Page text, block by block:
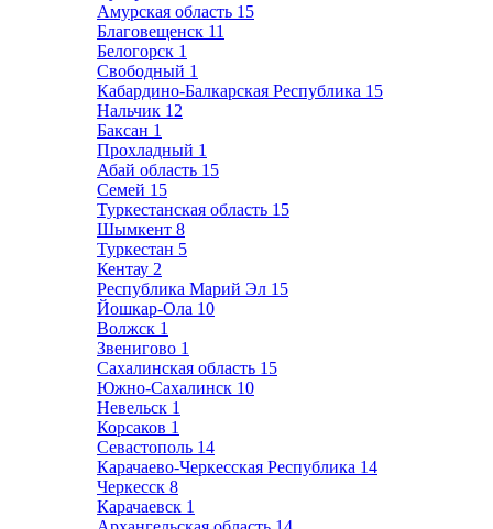
Амурская область 15
Благовещенск 11
Белогорск 1
Свободный 1
Кабардино-Балкарская Республика 15
Нальчик 12
Баксан 1
Прохладный 1
Абай область 15
Семей 15
Туркестанская область 15
Шымкент 8
Туркестан 5
Кентау 2
Республика Марий Эл 15
Йошкар-Ола 10
Волжск 1
Звенигово 1
Сахалинская область 15
Южно-Сахалинск 10
Невельск 1
Корсаков 1
Севастополь 14
Карачаево-Черкесская Республика 14
Черкесск 8
Карачаевск 1